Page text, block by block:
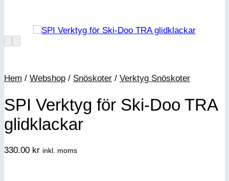
Hem / Webshop / Snöskoter / Verktyg Snöskoter
SPI Verktyg för Ski-Doo TRA
glidklackar
330.00 kr inkl. moms